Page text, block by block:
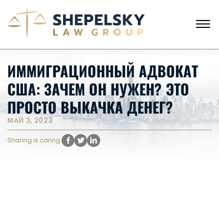
☰
ГЛАВНАЯ
НАША КОМАНДА
УСЛУГИ
ИСТОРИИ КЛИЕНТОВ
НОВОСТИ
ИММИГРАЦИОННЫЙ АДВОКАТ
США: ЗАЧЕМ ОН НУЖЕН? ЭТО
ПРОСТО ВЫКАЧКА ДЕНЕГ?
МАЙ 3, 2023
Sharing is caring: